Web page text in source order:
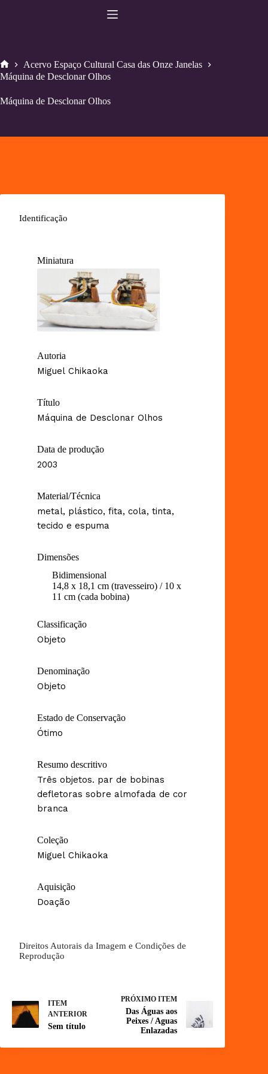
Home
Acervo Espaço Cultural Casa das Onze Janelas
Máquina de Desclonar Olhos
Máquina de Desclonar Olhos
Identificação
Miniatura
Autoria
Miguel Chikaoka
Título
Máquina de Desclonar Olhos
Data de produção
2003
Material/Técnica
metal, plástico, fita, cola, tinta,
tecido e espuma
Dimensões
Bidimensional
14,8 x 18,1 cm (travesseiro) / 10 x
11 cm (cada bobina)
Classificação
Objeto
Denominação
Objeto
Estado de Conservação
Ótimo
Resumo descritivo
Três objetos. par de bobinas
defletoras sobre almofada de cor
branca
Coleção
Miguel Chikaoka
Aquisição
Doação
Direitos Autorais da Imagem e Condições de
Reprodução
ITEM
ANTERIOR
Sem título
PRÓXIMO ITEM
Das Águas aos
Peixes / Aguas
Enlazadas